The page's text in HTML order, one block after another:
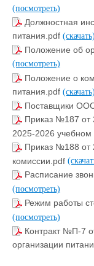
(посмотреть)
Должностная
питания.pdf (скачать)
Положение об
(посмотреть)
Положение о
питания.pdf (скачать)
Поставщики
Приказ №187 от
2025-2026 учебном
Приказ №188 от
комиссии.pdf
Расписание
(посмотреть)
Режим работы
(посмотреть)
Контракт №П-7
организации